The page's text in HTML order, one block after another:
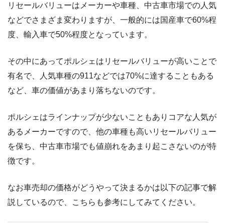
リセールバリューはメーカーや車種、中古車市場での人気
などでさまざま変わりますが、一般的には国産車で60%程
度、輸入車で50%程度となっています。
その中にあってポルシェはリセールバリューが高いことで
有名で、人気車種の911などでは70%に達することもある
など、車の価値があまり落ちないのです。
ポルシェはラインナップが少ないこともありコアな人気が
あるメーカーですので、他の車種も高いリセールバリュー
を保ち、中古車市場でも値崩れをあまり起こさないのが特
徴です。
なお車売却の価格がどうやって決まるかは以下の記事で解
説しているので、こちらも参考にしてみてください。